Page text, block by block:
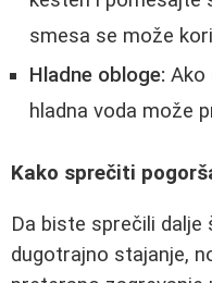
smesa se može
Hladne obloge: Ako
hladna voda može
Kako sprečiti
Da biste sprečili dalje
dugotrajno stajanje,